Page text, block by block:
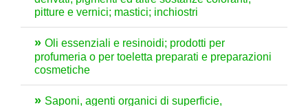
pitture e vernici; mastici; inchiostri
Oli essenziali e resinoidi; prodotti per
profumeria o per toeletta preparati e preparazioni
cosmetiche
Saponi, agenti organici di superficie,